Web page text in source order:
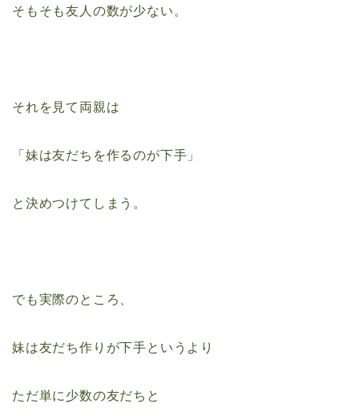
そもそも友人の数が少ない。
それを見て両親は
「妹は友だちを作るのが下手」
と決めつけてしまう。
でも実際のところ、
妹は友だち作りが下手というより
ただ単に少数の友だちと